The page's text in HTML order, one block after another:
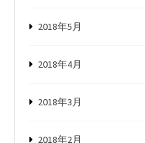
2018年5月
2018年4月
2018年3月
2018年2月